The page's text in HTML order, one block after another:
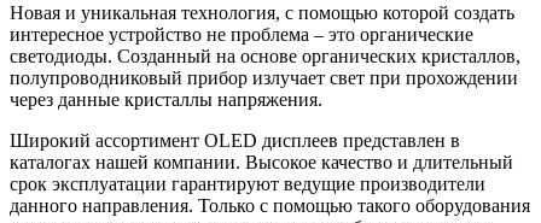
Новая и уникальная технология, с помощью которой создать
интересное устройство не проблема – это органические
светодиоды. Созданный на основе органических кристаллов,
полупроводниковый прибор излучает свет при прохождении
через данные кристаллы напряжения.
Широкий ассортимент OLED дисплеев представлен в
каталогах нашей компании. Высокое качество и длительный
срок эксплуатации гарантируют ведущие производители
данного направления. Только с помощью такого оборудования